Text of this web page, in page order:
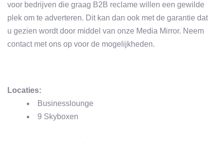
voor bedrijven die graag B2B reclame willen een gewilde
plek om te adverteren. Dit kan dan ook met de garantie dat
u gezien wordt door middel van onze Media Mirror. Neem
contact met ons op voor de mogelijkheden.
Locaties:
Businesslounge
9 Skyboxen